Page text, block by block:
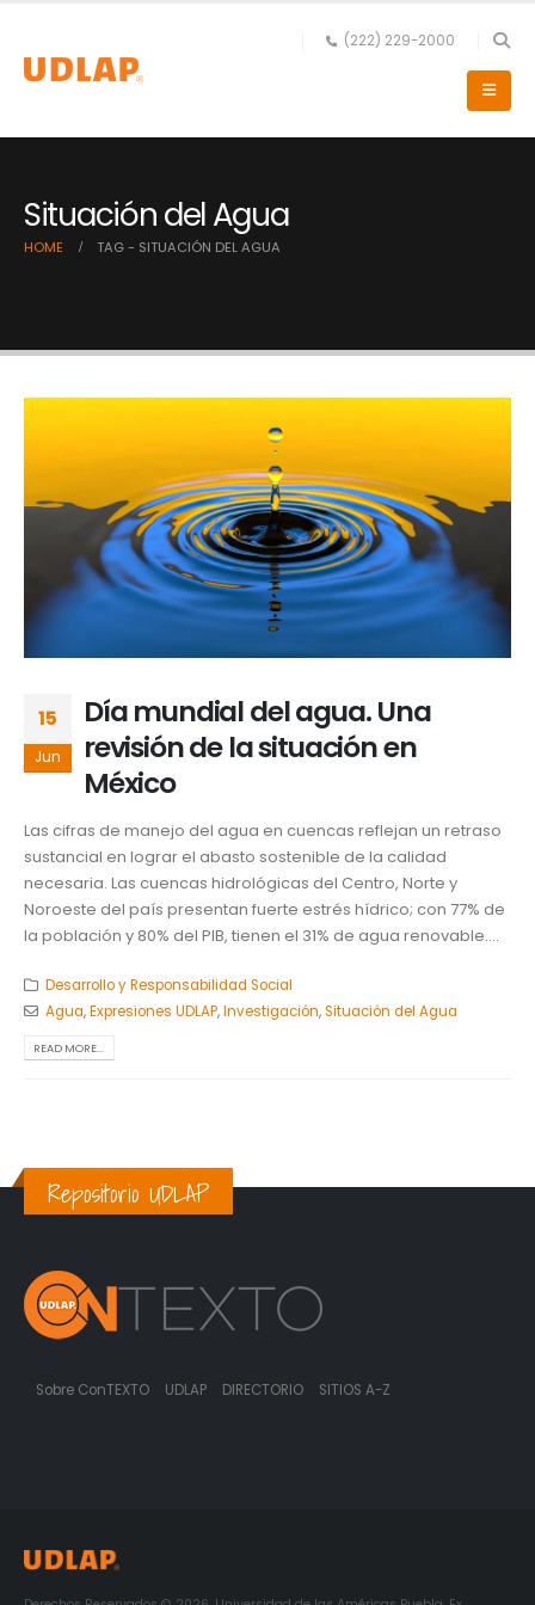
(222) 229-2000
Situación del Agua
HOME TAG - SITUACIÓN DEL AGUA
15
Jun
Día mundial del agua. Una
revisión de la situación en
México
Las cifras de manejo del agua en cuencas reflejan un retraso
sustancial en lograr el abasto sostenible de la calidad
necesaria. Las cuencas hidrológicas del Centro, Norte y
Noroeste del país presentan fuerte estrés hídrico; con 77% de
la población y 80% del PIB, tienen el 31% de agua renovable....
Desarrollo y Responsabilidad Social
Agua,Expresiones UDLAP,Investigación,Situación del Agua
READ MORE...
Repositorio UDLAP
Sobre ConTEXTO UDLAP DIRECTORIO SITIOS A-Z